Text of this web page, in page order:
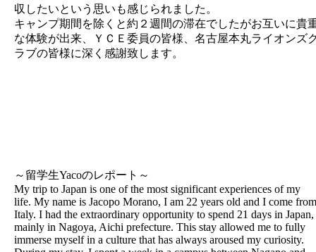
収したいという思いも感じられました。
キャンプ期間を除くと約２週間の滞在でしたがお互いに貴
な体験が出来、ＹＣＥ委員の皆様、名古屋本丸ライオンズ
ラブの皆様に深く感謝致します。
～留学生Yacoのレポート～
My trip to Japan is one of the most significant experiences of my
life. My name is Jacopo Morano, I am 22 years old and I come from
Italy. I had the extraordinary opportunity to spend 21 days in Japan,
mainly in Nagoya, Aichi prefecture. This stay allowed me to fully
immerse myself in a culture that has always aroused my curiosity.